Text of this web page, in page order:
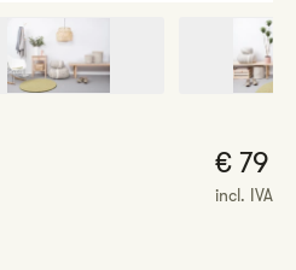
€ 79
incl. IVA